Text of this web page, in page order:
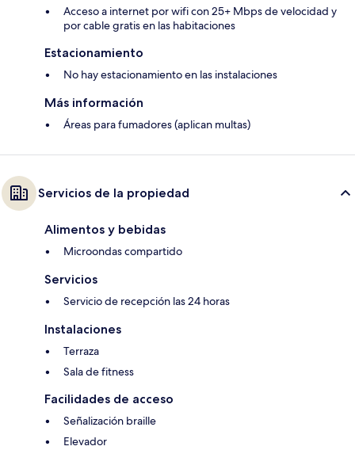
Acceso a internet por wifi con 25+ Mbps de velocidad y
por cable gratis en las habitaciones
Estacionamiento
No hay estacionamiento en las instalaciones
Más información
Áreas para fumadores (aplican multas)
Servicios de la propiedad
Alimentos y bebidas
Microondas compartido
Servicios
Servicio de recepción las 24 horas
Instalaciones
Terraza
Sala de fitness
Facilidades de acceso
Señalización braille
Elevador